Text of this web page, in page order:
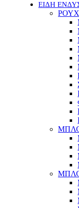
ΕΙΔΗ